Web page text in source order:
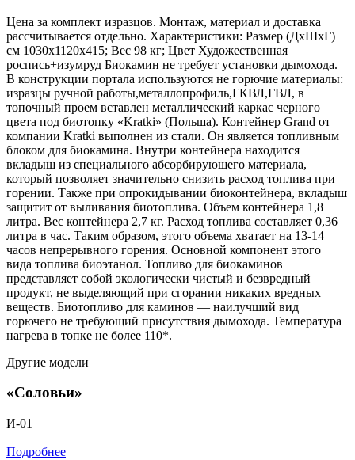
Цена за комплект изразцов. Монтаж, материал и доставка
рассчитывается отдельно. Характеристики: Размер (ДхШхГ)
см 1030х1120х415; Вес 98 кг; Цвет Художественная
роспись+изумруд Биокамин не требует установки дымохода.
В конструкции портала используются не горючие материалы:
изразцы ручной работы,металлопрофиль,ГКВЛ,ГВЛ, в
топочный проем вставлен металлический каркас черного
цвета под биотопку «Kratki» (Польша). Контейнер Grand от
компании Kratki выполнен из стали. Он является топливным
блоком для биокамина. Внутри контейнера находится
вкладыш из специального абсорбирующего материала,
который позволяет значительно снизить расход топлива при
горении. Также при опрокидывании биоконтейнера, вкладыш
защитит от выливания биотоплива. Объем контейнера 1,8
литра. Вес контейнера 2,7 кг. Расход топлива составляет 0,36
литра в час. Таким образом, этого объема хватает на 13-14
часов непрерывного горения. Основной компонент этого
вида топлива биоэтанол. Топливо для биокаминов
представляет собой экологически чистый и безвредный
продукт, не выделяющий при сгорании никаких вредных
веществ. Биотопливо для каминов — наилучший вид
горючего не требующий присутствия дымохода. Температура
нагрева в топке не более 110*.
Другие модели
«Соловьи»
И-01
Подробнее